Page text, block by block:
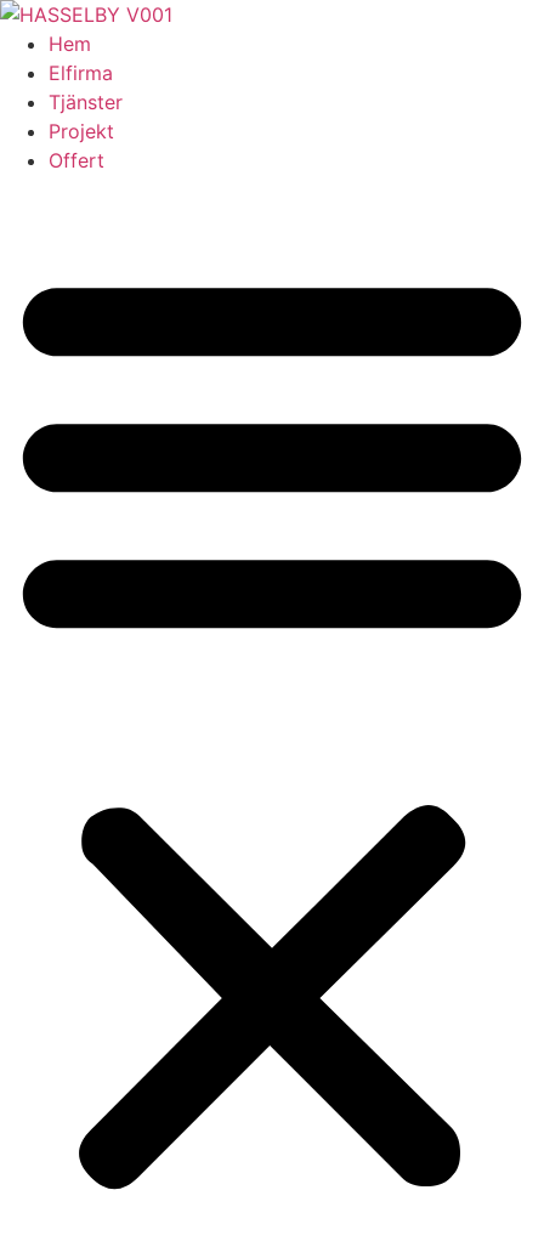
Skip
content
Hem
Elfirma
Tjänster
Projekt
Offert